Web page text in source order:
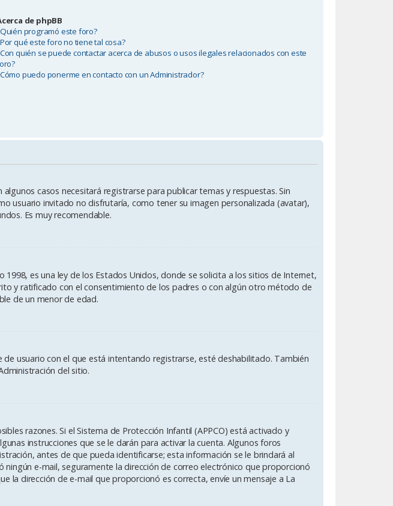
de phpBB
programó este foro?
qué este foro no tiene tal cosa?
quién se puede contactar acerca de abusos o usos ilegales relacionados con este
puedo ponerme en contacto con un Administrador?
casos necesitará registrarse para publicar temas y respuestas. Sin
usuario invitado no disfrutaría, como tener su imagen personalizada (avatar),
Es muy recomendable.
es una ley de los Estados Unidos, donde se solicita a los sitios de Internet,
y ratificado con el consentimiento de los padres o con algún otro método de
de un menor de edad.
usuario con el que está intentando registrarse, esté deshabilitado. También
del sitio.
razones. Si el Sistema de Protección Infantil (APPCO) está activado y
instrucciones que se le darán para activar la cuenta. Algunos foros
antes de que pueda identificarse; esta información se le brindará al
ningún e-mail, seguramente la dirección de correo electrónico que proporcionó
la dirección de e-mail que proporcionó es correcta, envíe un mensaje a La